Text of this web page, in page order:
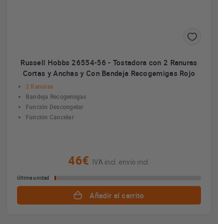
Russell Hobbs 26554-56 - Tostadora con 2 Ranuras
Cortas y Anchas y Con Bandeja Recogemigas Rojo
2 Ranuras
Bandeja Recogemigas
Función Descongelar
Función Cancelar
46€ IVA incl. envío incl.
Última unidad
Añadir al carrito